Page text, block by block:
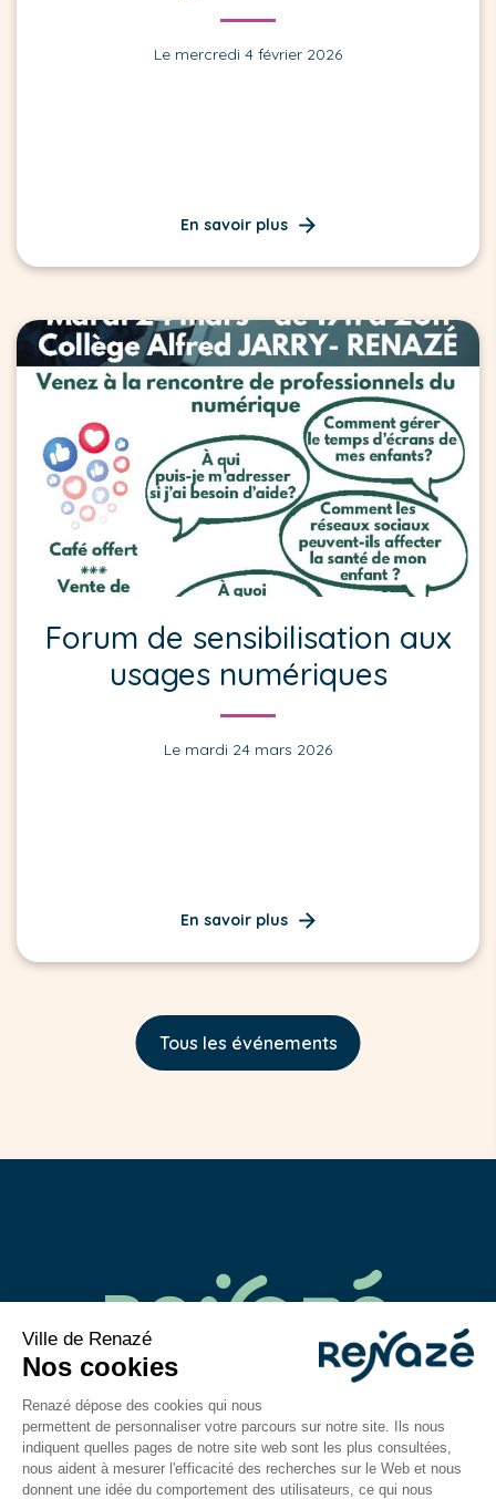
Le mercredi 4 février 2026
En savoir plus
Forum de sensibilisation aux
usages numériques
Le mardi 24 mars 2026
En savoir plus
Tous les événements
02 43 06 40 14
contact@mairie-renaze.fr
Place de l'Europe BP 01
53 800 Renazé